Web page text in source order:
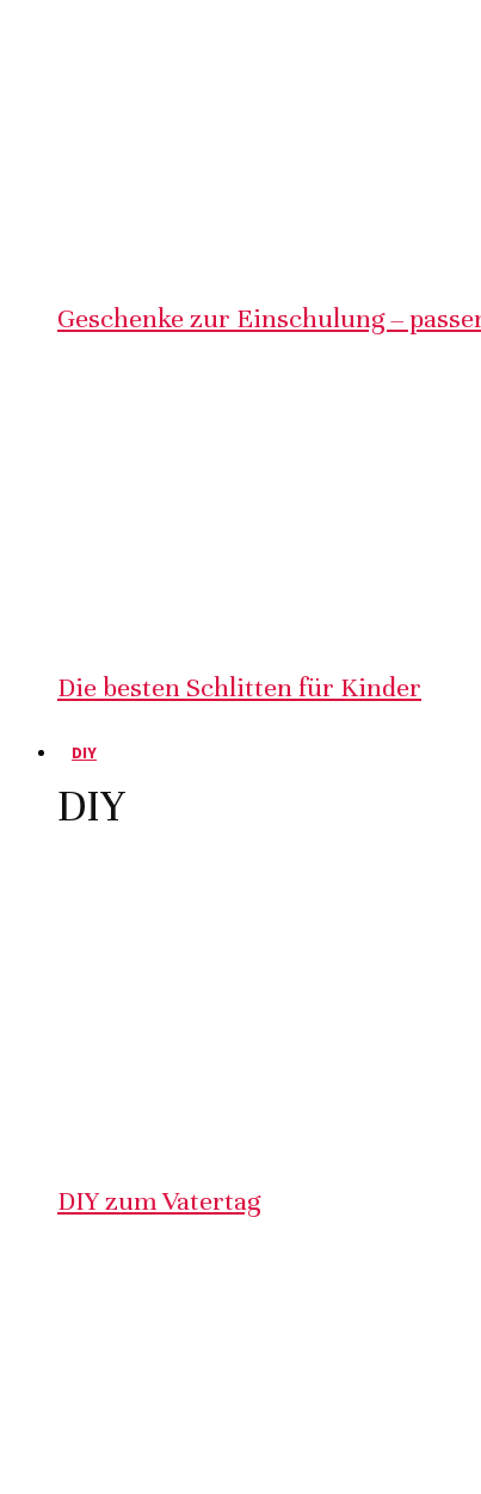
Geschenke zur Einschulung –
Die besten Schlitten für Kinder
DIY
DIY
DIY zum Vatertag